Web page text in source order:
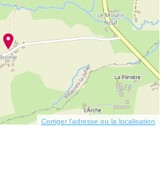
Corriger l’adresse ou la localisation